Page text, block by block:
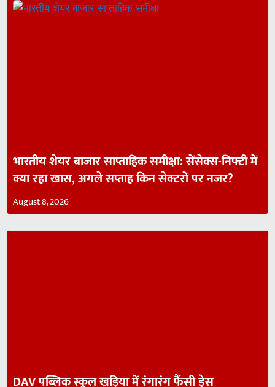
भारतीय शेयर बाजार साप्ताहिक समीक्षा: सेंसेक्स-निफ्टी में
क्या रहा खास, अगले सप्ताह किन सेक्टरों पर नजर?
August 8, 2026
DAV पब्लिक स्कूल खड़िया में रंगारंग फैंसी ड्रेस